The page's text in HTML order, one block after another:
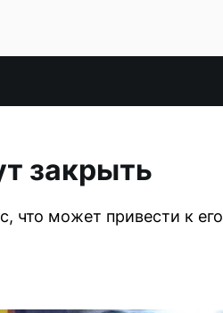
закрыть
что может привести к его